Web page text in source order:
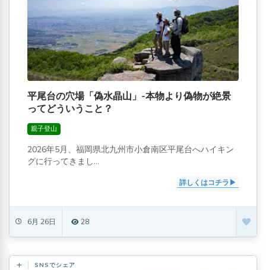
平尾台の穴場「偽水晶山」-本物より偽物が絶景
ってどういうこと？
親子登山
2026年5月、福岡県北九州市小倉南区平尾台へハイキン
グに行ってきまし...
詳しくはコチラ
6月 26日 28
SNSでシェア